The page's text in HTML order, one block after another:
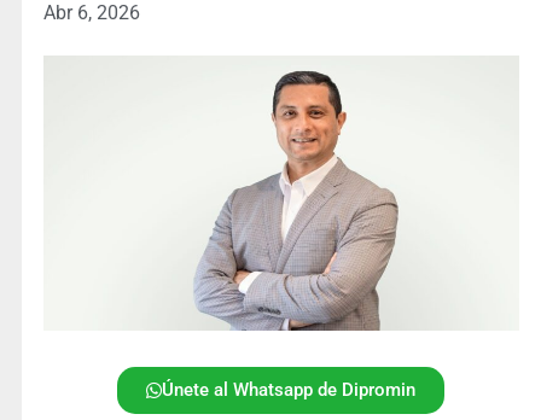
Abr 6, 2026
Únete al Whatsapp de Dipromin